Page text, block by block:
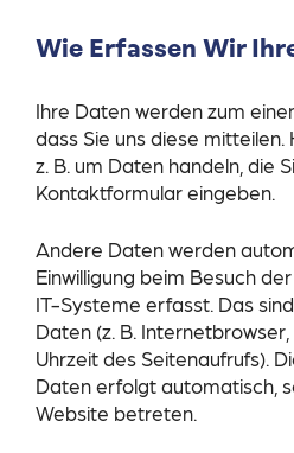
Wie Erfassen Wir
Ihre Daten werden zum
dass Sie uns diese mitteilen.
z. B. um Daten handeln, die
Kontaktformular eingeben.
Andere Daten werden
Einwilligung beim Besuch
IT-Systeme erfasst. Das
Daten (z. B.
Uhrzeit des Seitenaufrufs).
Daten erfolgt automatisch,
Website betreten.